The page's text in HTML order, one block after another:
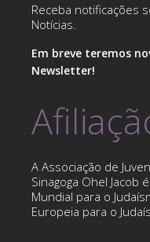
Receba notificações
Notícias.
Em breve teremos
Newsletter!
A Associação de
Sinagoga Ohel Jacob
Mundial para o
Europeia para o